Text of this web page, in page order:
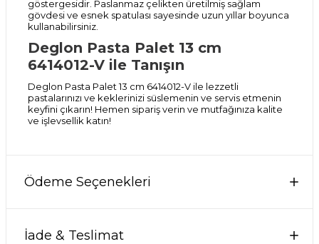
göstergesidir. Paslanmaz çelikten üretilmiş sağlam
gövdesi ve esnek spatulası sayesinde uzun yıllar boyunca
kullanabilirsiniz.
Deglon Pasta Palet 13 cm
6414012-V ile Tanışın
Deglon Pasta Palet 13 cm 6414012-V ile lezzetli
pastalarınızı ve keklerinizi süslemenin ve servis etmenin
keyfini çıkarın! Hemen sipariş verin ve mutfağınıza kalite
ve işlevsellik katın!
Ödeme Seçenekleri
İade & Teslimat